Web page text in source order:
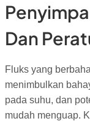
Dan
Fluks yang
menimbulkan
pada suhu, dan
mudah menguap.